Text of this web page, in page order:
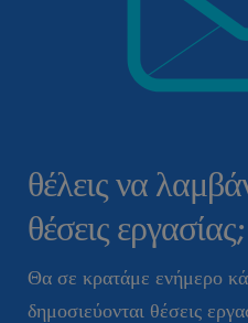
θέλεις να
θέσεις εργασίας;
Θα σε κρατάμε ενήμερο
δημοσιεύονται θέσεις